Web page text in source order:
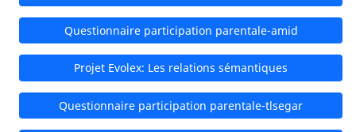
Questionnaire participation parentale-amid
Projet Evolex: Les relations sémantiques
Questionnaire participation parentale-tlsegar